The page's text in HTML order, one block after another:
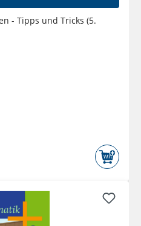
- Tipps und Tricks (5.